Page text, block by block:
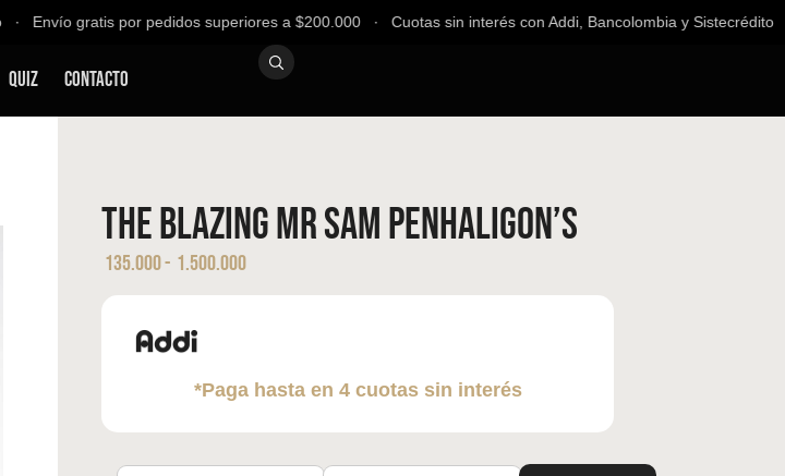
gratis por pedidos superiores a $200.000 ∙ Cuotas sin interés con Addi, Bancolombia y
QUIZ Contacto
The Blazing Mr Sam Penhaligon’s
135.000- 1.500.000
*Paga hasta en 4 cuotas sin interés